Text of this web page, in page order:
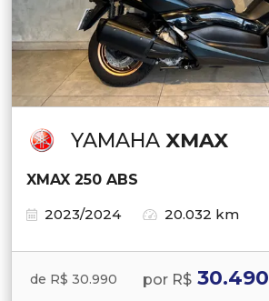
YAMAHA XMAX
XMAX 250 ABS
2023/2024
20.032 km
de R$ 30.990 por R$ 30.490